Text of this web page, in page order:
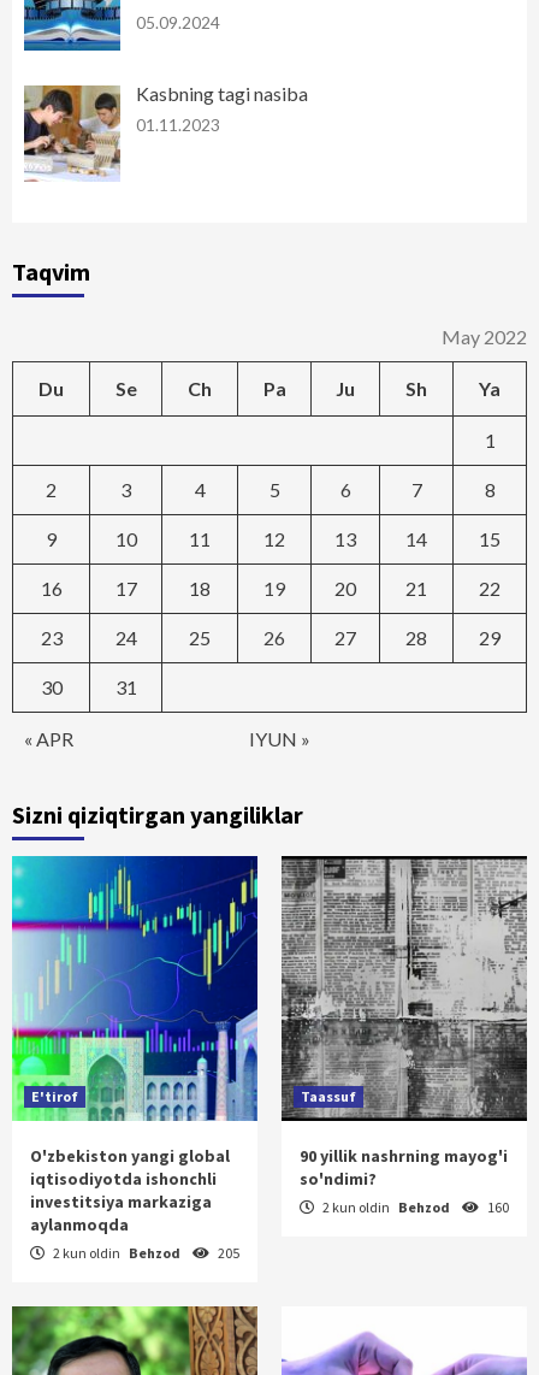
05.09.2024
Kasbning tagi nasiba
01.11.2023
Taqvim
May 2022
Du Se Ch Pa Ju Sh Ya
« APR IYUN »
1
2 3 4 5 6 7 8
9 10 11 12 13 14 15
16 17 18 19 20 21 22
23 24 25 26 27 28 29
30 31
Sizni qiziqtirgan yangiliklar
E'tirof
O'zbekiston yangi global
iqtisodiyotda ishonchli
investitsiya markaziga
aylanmoqda
2 kun oldin Behzod 205
Taassuf
90 yillik nashrning mayog'i
so'ndimi?
2 kun oldin Behzod 160